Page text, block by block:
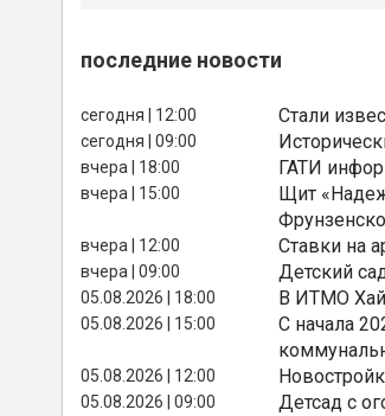
последние новости
сегодня | 12:00 Стали
сегодня | 09:00
вчера | 18:00 ГАТИ
вчера | 15:00
Щит
вчера | 12:00 Ставки на
вчера | 09:00 Детский
05.08.2026 | 18:00 В ИТМО
05.08.2026 | 15:00
С начала
05.08.2026 | 12:00
05.08.2026 | 09:00 Детсад с